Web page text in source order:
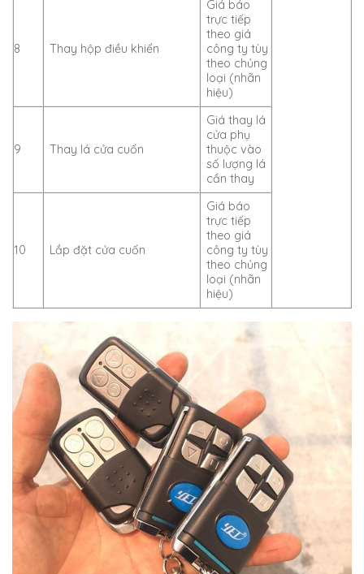
8 Thay hộp điều khiển
Giá báo
trực tiếp
theo giá
công ty tùy
theo chủng
loại (nhãn
hiệu)
9 Thay lá cửa cuốn
Giá thay lá
cửa phụ
thuộc vào
số lượng lá
cần thay
10 Lắp đặt cửa cuốn
Giá báo
trực tiếp
theo giá
công ty tùy
theo chủng
loại (nhãn
hiệu)